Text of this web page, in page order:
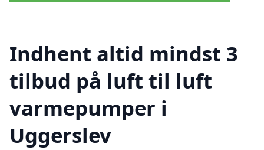
Indhent altid mindst 3
tilbud på luft til luft
varmepumper i
Uggerslev